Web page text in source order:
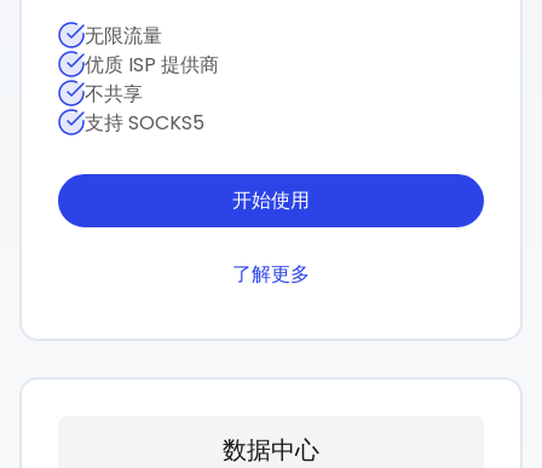
无限流量
优质 ISP 提供商
不共享
支持 SOCKS5
开始使用
了解更多
数据中心